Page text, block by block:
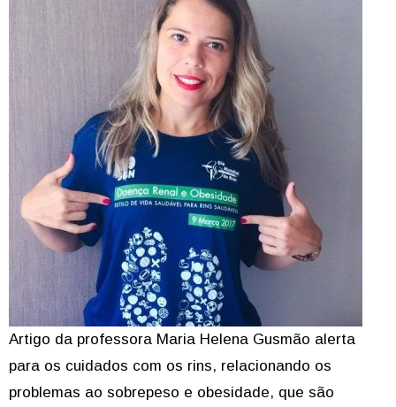
Artigo da professora Maria Helena Gusmão alerta
para os cuidados com os rins, relacionando os
problemas ao sobrepeso e obesidade, que são